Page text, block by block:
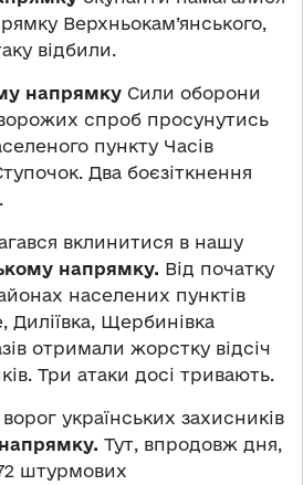
Верхньокам’янського,
відбили.
напрямку Сили оборони
ворожих спроб просунутись
пункту Часів
Два боєзіткнення
вклинитися в нашу
напрямку. Від початку
населених пунктів
Диліївка, Щербинівка
отримали жорстку відсіч
Три атаки досі тривають.
українських захисників
Тут, впродовж дня,
штурмових